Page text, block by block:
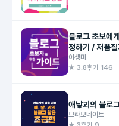
블로그 초보에
정하기 / 저품질
야생마
★ 3.8후기 146
애낳괴의 블
브라보네이트